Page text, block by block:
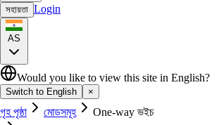
সহায়তা Login
AS
Would you like to view this site in English?
Switch to English ×
গৃহ পৃষ্ঠা মোডসমূহ One-way ভইচ